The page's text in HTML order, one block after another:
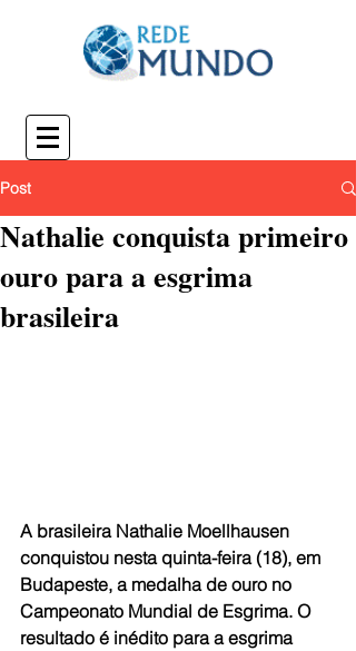
Post
Nathalie conquista primeiro
ouro para a esgrima
brasileira
A brasileira Nathalie Moellhausen
conquistou nesta quinta-feira (18), em
Budapeste, a medalha de ouro no
Campeonato Mundial de Esgrima. O
resultado é inédito para a esgrima